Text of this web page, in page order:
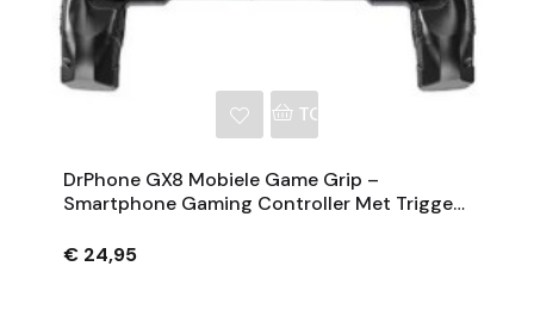
TOEVOEGEN AAN
DrPhone GX8 Mobiele Game Grip –
Smartphone Gaming Controller Met Triggers
Zwart
€ 24,95